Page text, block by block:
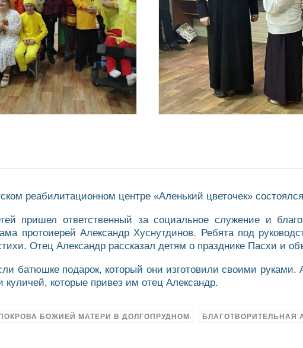
реабилитационном центре «Аленький цветочек»
пришел ответственный за социальное служение и
протоиерей Александр Хуснутдинов. Ребята под
Отец Александр рассказал детям о празднике Пасхи и
батюшке подарок, который они изготовили своими
куличей, которые привез им отец Александр.
БОЖИЕЙ МАТЕРИ В ДОЛГОПРУДНОМ БЛАГОТВОРИТЕЛЬНАЯ